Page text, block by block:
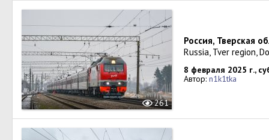
261
Россия, Тверская
Russia, Tver region,
8 февраля 2025 г.,
Автор: n1k1tka